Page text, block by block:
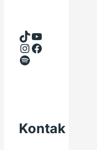
TikTok
YouTube
Instagram
Facebook
Spotify
Kontak